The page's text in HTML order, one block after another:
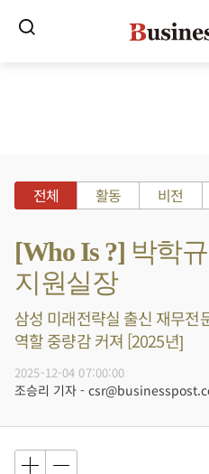
전체 활동 비전
[Who Is ?] 박학
지원실장
삼성 미래전략실 출신 재무전
역할 중량감 커져 [2025년]
2025-12-04 07:00:00
조승리 기자 -